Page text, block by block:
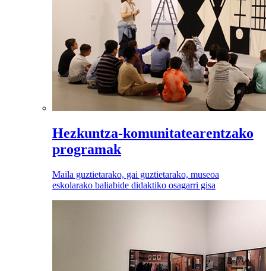
Hezkuntza-komunitatearentzako
programak
Maila guztietarako, gai guztietarako, museoa
eskolarako baliabide didaktiko osagarri gisa